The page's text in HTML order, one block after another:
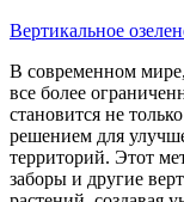
Вертикальное
В современном мире,
все более
становится не
решением для
территорий. Этот
заборы и другие